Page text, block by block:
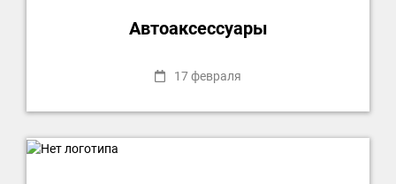
Автоаксессуары
17 февраля